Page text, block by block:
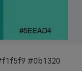
#0b1320